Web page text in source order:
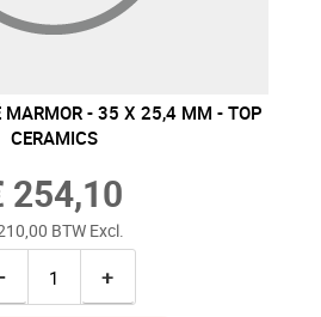
MARMOR - 35 X 25,4 MM - TOP
CERAMICS
254,10
BTW Excl.
+